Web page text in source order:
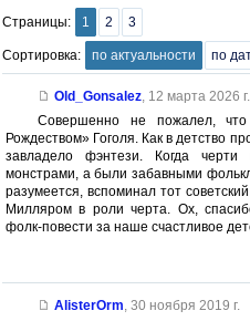
Страницы: 1 2 3
Сортировка: по актуальности по
Old_Gonsalez, 12 марта 2026 г.
Совершенно не пожалел,
Рождеством» Гоголя. Как в детство
завладело фэнтези. Когда
монстрами, а были забавными
разумеется, вспоминал тот
Милляром в роли черта. Ох,
фолк-повести за наше счастливое
AlisterOrm, 30 ноября 2019 г.